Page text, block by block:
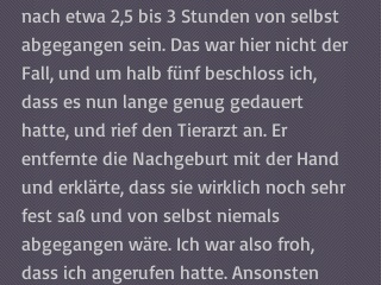
nach etwa 2,5 bis 3 Stunden von selbst
abgegangen sein. Das war hier nicht der
Fall, und um halb fünf beschloss ich,
dass es nun lange genug gedauert
hatte, und rief den Tierarzt an. Er
entfernte die Nachgeburt mit der Hand
und erklärte, dass sie wirklich noch sehr
fest saß und von selbst niemals
abgegangen wäre. Ich war also froh,
dass ich angerufen hatte. Ansonsten